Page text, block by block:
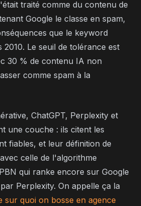
traité comme du contenu de
Google le classe en spam,
que le keyword
2010. Le seuil de tolérance est
30 % de contenu IA non
comme spam à la
ChatGPT, Perplexity et
une couche : ils citent les
fiables, et leur définition de
celle de l'algorithme
qui ranke encore sur Google
Perplexity. On appelle ça la
sur quoi on bosse en agence